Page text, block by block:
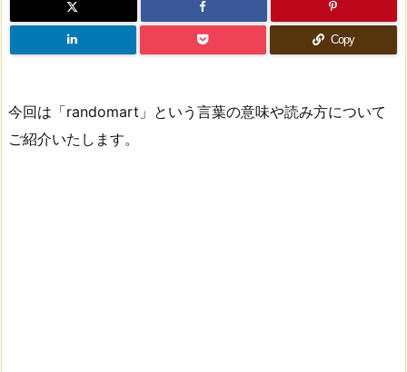
Copy
今回は「randomart」という言葉の意味や読み方について
ご紹介いたします。